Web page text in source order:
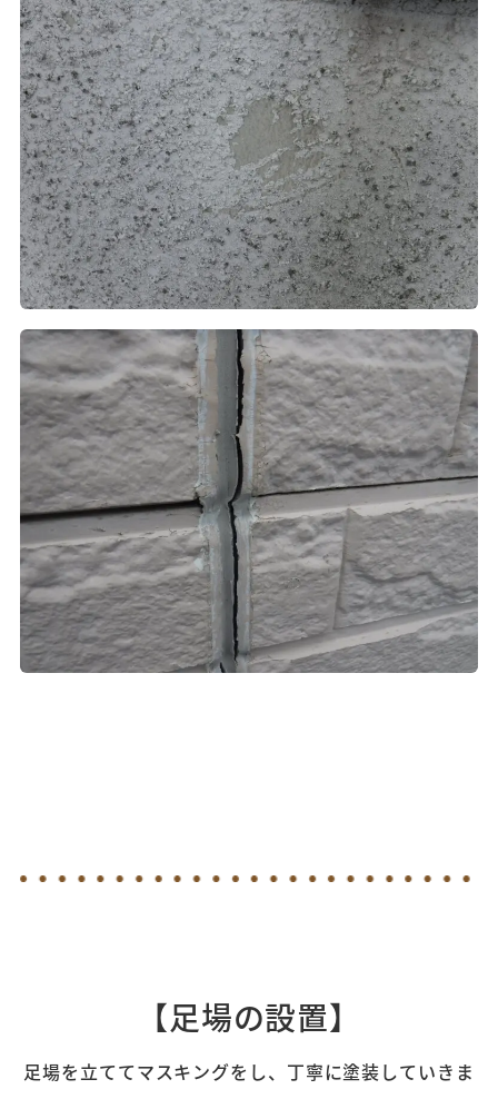
【足場の設置】
足場を立ててマスキングをし、丁寧に塗装していきま